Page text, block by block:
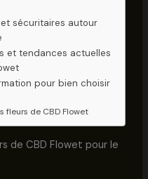
sécuritaires autour
et tendances actuelles
pour bien choisir
fleurs de CBD Flowet
de CBD Flowet pour le